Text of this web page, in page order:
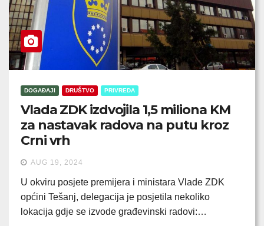
DOGAĐAJI DRUŠTVO PRIVREDA
Vlada ZDK izdvojila 1,5 miliona KM
za nastavak radova na putu kroz
Crni vrh
AUG 19, 2024
U okviru posjete premijera i ministara Vlade ZDK
općini Tešanj, delegacija je posjetila nekoliko
lokacija gdje se izvode građevinski radovi:…